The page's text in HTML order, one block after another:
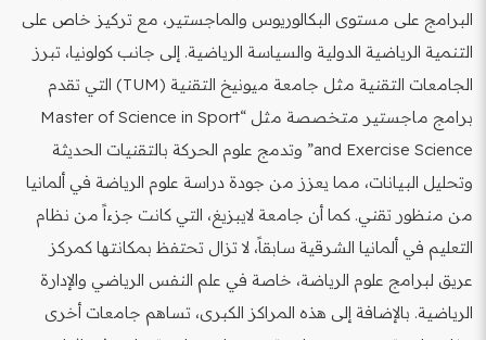
البرامج على مستوى البكالوريوس والماجستير، مع تركيز خاص على
التنمية الرياضية الدولية والسياسة الرياضية. إلى جانب كولونيا، تبرز
الجامعات التقنية مثل جامعة ميونيخ التقنية (TUM) التي تقدم
برامج ماجستير متخصصة مثل “Master of Science in Sport
and Exercise Science” وتدمج علوم الحركة بالتقنيات الحديثة
وتحليل البيانات، مما يعزز من جودة دراسة علوم الرياضة في ألمانيا
من منظور تقني. كما أن جامعة لايبزيغ، التي كانت جزءاً من نظام
التعليم في ألمانيا الشرقية سابقاً، لا تزال تحتفظ بمكانتها كمركز
عريق لبرامج علوم الرياضة، خاصة في علم النفس الرياضي والإدارة
الرياضية. بالإضافة إلى هذه المراكز الكبرى، تساهم جامعات أخرى